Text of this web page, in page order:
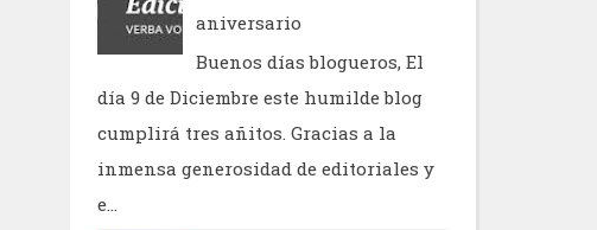
aniversario
Buenos días blogueros, El
día 9 de Diciembre este humilde blog
cumplirá tres añitos. Gracias a la
inmensa generosidad de editoriales y
e...